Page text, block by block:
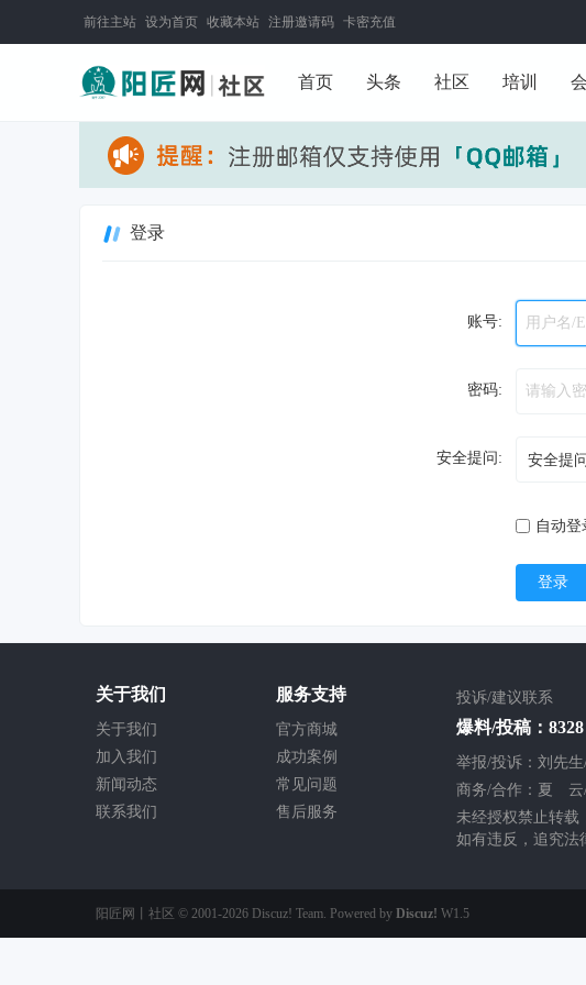
前往主站 设为首页 收藏本站 注册邀请码 卡密充值
首页 头条 社区 培训
登录
账号:
密码:
安全提问:
自动登
登录
关于我们
关于我们
加入我们
新闻动态
联系我们
服务支持
官方商城
成功案例
常见问题
售后服务
投诉/建议联系
爆料/投稿：
举报/投诉：刘先
商务/合作：夏 云
未经授权禁止转载
如有违反，追究法
阳匠网丨社区 © 2001-2026 Discuz! Team. Powered by Discuz! W1.5